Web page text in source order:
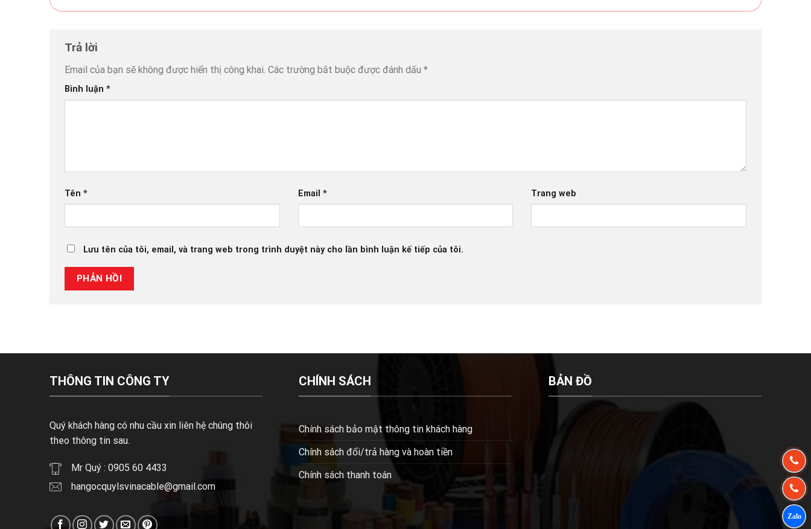
Trả lời
Email của bạn sẽ không được hiển thị công khai. Các trường bắt buộc được đánh dấu *
Bình luận *
Tên * Email * Trang web
Lưu tên của tôi, email, và trang web trong trình duyệt này cho lần bình luận kế tiếp của tôi.
THÔNG TIN CÔNG TY
Quý khách hàng có nhu cầu xin liên hệ chúng thôi
theo thông tin sau.
Mr Quý : 0905 60 4433
hangocquylsvinacable@gmail.com
CHÍNH SÁCH
Chính sách bảo mật thông tin khách hàng
Chính sách đổi/trả hàng và hoàn tiền
Chính sách thanh toán
BẢN ĐỒ